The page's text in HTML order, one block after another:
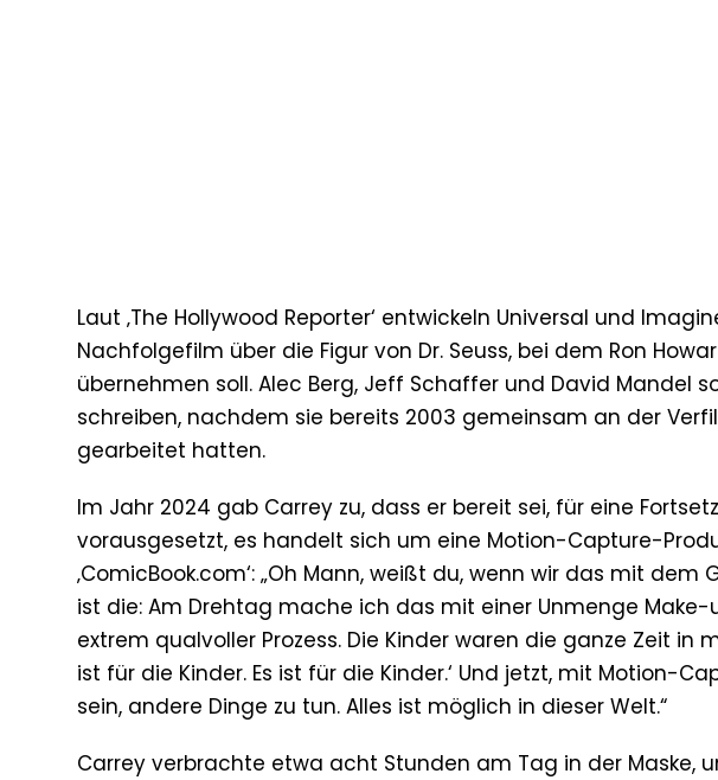
Laut ‚The Hollywood Reporter‘ entwickeln Universal und
Nachfolgefilm über die Figur von Dr. Seuss, bei dem Ron
übernehmen soll. Alec Berg, Jeff Schaffer und David Mandel
schreiben, nachdem sie bereits 2003 gemeinsam an der
gearbeitet hatten.
Im Jahr 2024 gab Carrey zu, dass er bereit sei, für eine
vorausgesetzt, es handelt sich um eine Motion-Capture-
‚ComicBook.com‘: „Oh Mann, weißt du, wenn wir das mit
ist die: Am Drehtag mache ich das mit einer Unmenge
extrem qualvoller Prozess. Die Kinder waren die ganze Zeit in
ist für die Kinder. Es ist für die Kinder.‘ Und jetzt, mit Motion-
sein, andere Dinge zu tun. Alles ist möglich in dieser Welt.“
Carrey verbrachte etwa acht Stunden am Tag in der Maske,